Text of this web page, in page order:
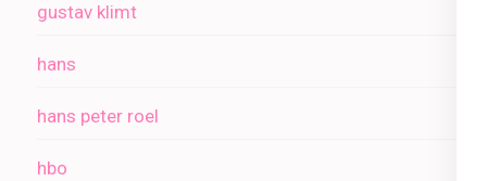
gustav klimt
hans
hans peter roel
hbo